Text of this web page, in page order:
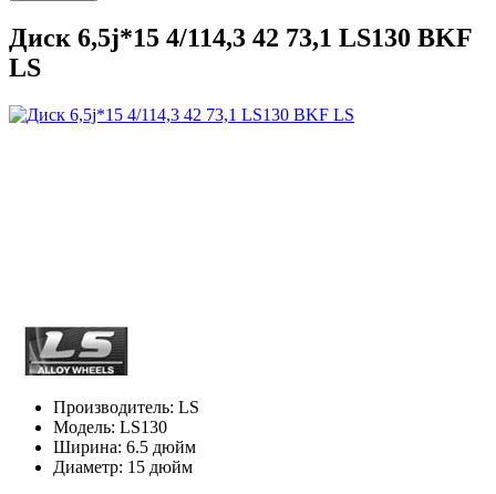
Диск 6,5j*15 4/114,3 42 73,1 LS130 BKF
LS
Производитель: LS
Модель: LS130
Ширина: 6.5 дюйм
Диаметр: 15 дюйм